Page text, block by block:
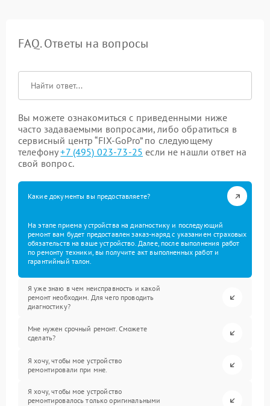
FAQ. Ответы на вопросы
Вы можете ознакомиться с приведенными ниже
часто задаваемыми вопросами, либо обратиться в
сервисный центр “FIX-GoPro” по следующему
телефону+7 (495) 023-73-25 если не нашли ответ на
свой вопрос.
Какие документы вы предоставляете?
На этапе приема устройства на диагностику и последующий
ремонт вам будет предоставлен заказ-наряд с указанием страховых
обязательств на ваше устройство. Далее, после выполнения работ
по ремонту техники, вы получите акт выполненных работ и
гарантийный талон.
Я уже знаю в чем неисправность и какой
ремонт необходим. Для чего проводить
диагностику?
Мне нужен срочный ремонт. Сможете
сделать?
Я хочу, чтобы мое устройство
ремонтировали при мне.
Я хочу, чтобы мое устройство
ремонтировалось только оригинальными